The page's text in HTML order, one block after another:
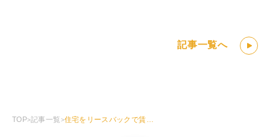
記事一覧へ
TOP>記事一覧> 住宅をリースバックで賃貸できる？家賃の相場や家賃補助はどうなる？